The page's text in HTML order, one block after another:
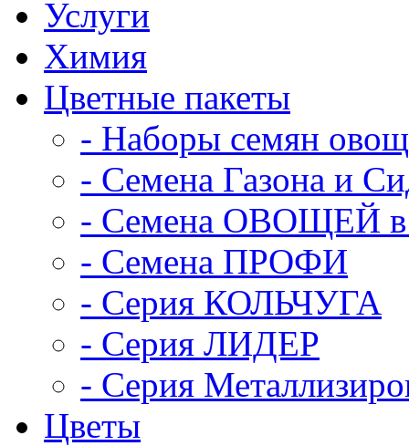
Услуги
Химия
Цветные пакеты
- Наборы семян
- Семена Газона и
- Семена ОВОЩЕЙ в
- Семена ПРОФИ
- Серия КОЛЬЧУГА
- Серия ЛИДЕР
- Серия
Цветы